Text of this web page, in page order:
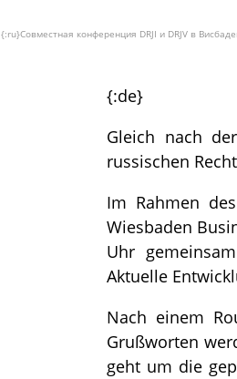
{:ru}Совместная конференция DRJI и DRJV в
{:de}
Gleich nach
russischen
Im Rahmen
Wiesbaden
Uhr
Aktuelle
Nach einem
Grußworten
geht um die